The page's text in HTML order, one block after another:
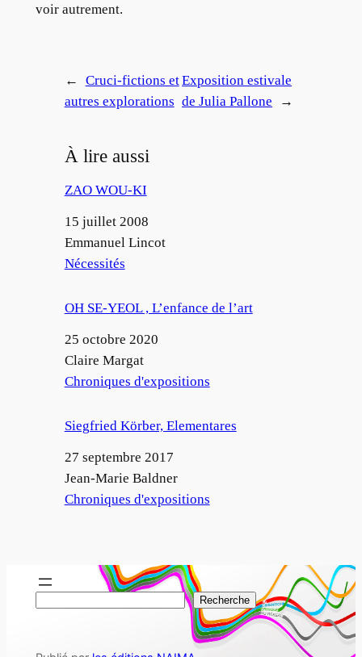
voir autrement.
←
Cruci-fictions et
autres explorations
Exposition estivale
de Julia Pallone
→
À lire aussi
ZAO WOU-KI
Date
15 juillet 2008
Auteur
Emmanuel Lincot
Par rapport à
Nécessités
OH SE-YEOL , L’enfance de l’art
Date
25 octobre 2020
Auteur
Claire Margat
Par rapport à
Chroniques d'expositions
Siegfried Körber, Elementares
Date
27 septembre 2017
Auteur
Jean-Marie Baldner
Par rapport à
Chroniques d'expositions
Recherche